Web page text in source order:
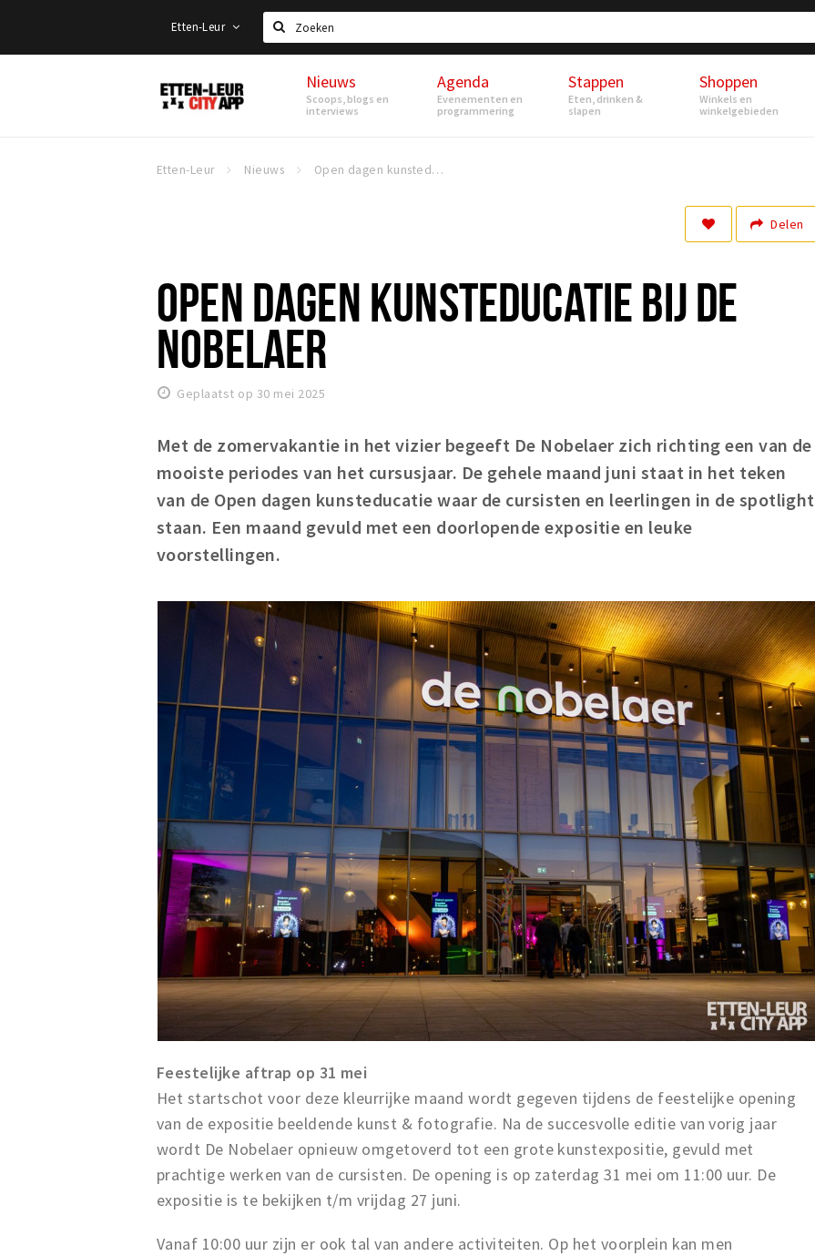
Etten-Leur
Zoeken
Etten-
Leur
Nieuws
Scoops, blogs en
interviews
Agenda
Evenementen en
programmering
Stappen
Eten, drinken &
slapen
Shoppen
Winkels en
winkelgebieden
Etten-Leur Nieuws Open dagen kunsteducatie bij de Nobelaer
Delen
OPEN DAGEN KUNSTEDUCATIE BIJ DE
NOBELAER
Geplaatst op 30 mei 2025
Met de zomervakantie in het vizier begeeft De Nobelaer zich richting een van de
mooiste periodes van het cursusjaar. De gehele maand juni staat in het teken
van de Open dagen kunsteducatie waar de cursisten en leerlingen in de spotlight
staan. Een maand gevuld met een doorlopende expositie en leuke
voorstellingen.
Feestelijke aftrap op 31 mei
Het startschot voor deze kleurrijke maand wordt gegeven tijdens de feestelijke opening
van de expositie beeldende kunst & fotografie. Na de succesvolle editie van vorig jaar
wordt De Nobelaer opnieuw omgetoverd tot een grote kunstexpositie, gevuld met
prachtige werken van de cursisten. De opening is op zaterdag 31 mei om 11:00 uur. De
expositie is te bekijken t/m vrijdag 27 juni.
Vanaf 10:00 uur zijn er ook tal van andere activiteiten. Op het voorplein kan men